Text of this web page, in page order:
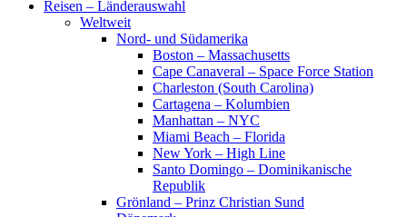
Reisen – Länderauswahl
Weltweit
Nord- und Südamerika
Boston – Massachusetts
Cape Canaveral – Space Force Station
Charleston (South Carolina)
Cartagena – Kolumbien
Manhattan – NYC
Miami Beach – Florida
New York – High Line
Santo Domingo – Dominikanische
Republik
Grönland – Prinz Christian Sund